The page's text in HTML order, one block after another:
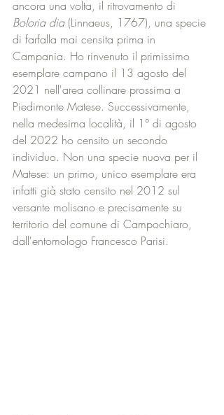
ancora una volta, il ritrovamento di
Boloria dia (Linnaeus, 1767), una specie
di farfalla mai censita prima in
Campania. Ho rinvenuto il primissimo
esemplare campano il 13 agosto del
2021 nell'area collinare prossima a
Piedimonte Matese. Successivamente,
nella medesima località, il 1° di agosto
del 2022 ho censito un secondo
individuo. Non una specie nuova per il
Matese: un primo, unico esemplare era
infatti già stato censito nel 2012 sul
versante molisano e precisamente su
territorio del comune di Campochiaro,
dall'entomologo Francesco Parisi.